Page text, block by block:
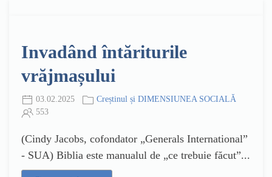
Invadând întăriturile
vrăjmașului
03.02.2025
Creștinul și DIMENSIUNEA SOCIALĂ
553
(Cindy Jacobs, cofondator „Generals International”
- SUA) Biblia este manualul de „ce trebuie făcut”...